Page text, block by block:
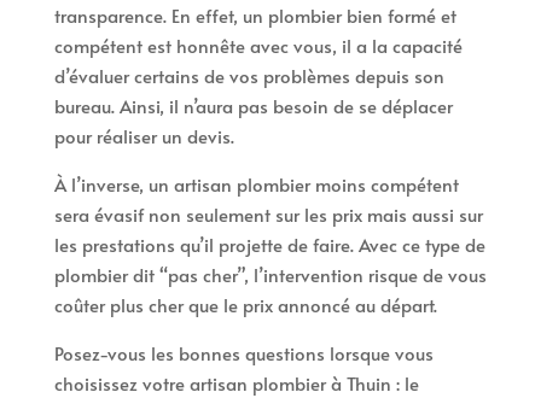
transparence. En effet, un plombier bien formé et
compétent est honnête avec vous, il a la capacité
d’évaluer certains de vos problèmes depuis son
bureau. Ainsi, il n’aura pas besoin de se déplacer
pour réaliser un devis.
À l’inverse, un artisan plombier moins compétent
sera évasif non seulement sur les prix mais aussi sur
les prestations qu’il projette de faire. Avec ce type de
plombier dit “pas cher”, l’intervention risque de vous
coûter plus cher que le prix annoncé au départ.
Posez-vous les bonnes questions lorsque vous
choisissez votre artisan plombier à Thuin : le